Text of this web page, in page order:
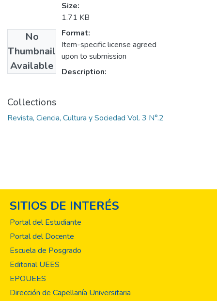
No
Thumbnail
Available
Size:
1.71 KB
Format:
Item-specific license agreed
upon to submission
Description:
Collections
Revista, Ciencia, Cultura y Sociedad Vol. 3 N°.2
SITIOS DE INTERÉS
Portal del Estudiante
Portal del Docente
Escuela de Posgrado
Editorial UEES
EPOUEES
Dirección de Capellanía Universitaria